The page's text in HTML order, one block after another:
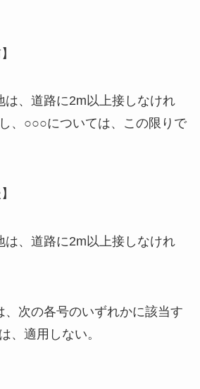
は、道路に2m以上接しなけれ
、○○○については、この限りで
は、道路に2m以上接しなけれ
、次の各号のいずれかに該当す
、適用しない。